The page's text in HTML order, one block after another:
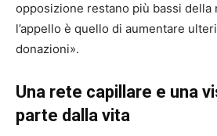
opposizione restano più bassi della
l’appello è quello di aumentare
donazioni».
Una rete capillare e una
parte dalla vita